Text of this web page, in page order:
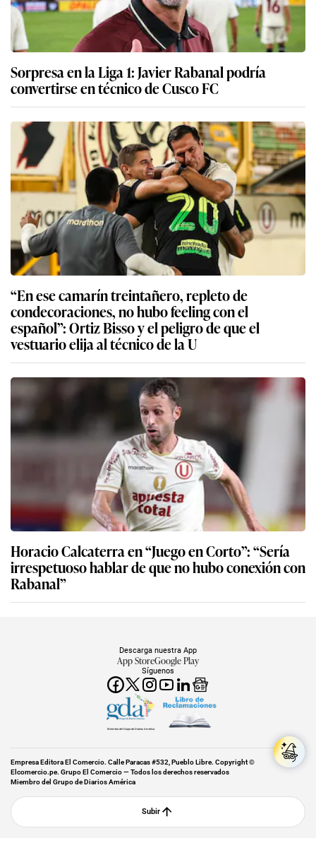
Sorpresa en la Liga 1: Javier Rabanal podría
convertirse en técnico de Cusco FC
“En ese camarín treintañero, repleto de
condecoraciones, no hubo feeling con el
español”: Ortiz Bisso y el peligro de que el
vestuario elija al técnico de la U
Horacio Calcaterra en “Juego en Corto”: “Sería
irrespetuoso hablar de que no hubo conexión con
Rabanal”
Síguenos
Descarga nuestra App
App StoreGoogle Play
Miembro del Grupo de Diarios América
Empresa Editora El Comercio. Calle Paracas #532, Pueblo Libre. Copyright ©
Elcomercio.pe. Grupo El Comercio — Todos los derechos reservados
Miembro del Grupo de Diarios América
Subir